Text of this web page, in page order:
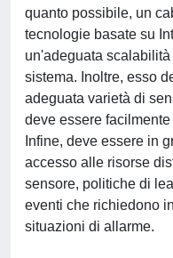
quanto possibile, un
tecnologie basate su
un'adeguata
sistema. Inoltre, esso
adeguata varietà di
deve essere
Infine, deve essere in
accesso alle risorse
sensore, politiche di
eventi che richiedono
situazioni di allarme.